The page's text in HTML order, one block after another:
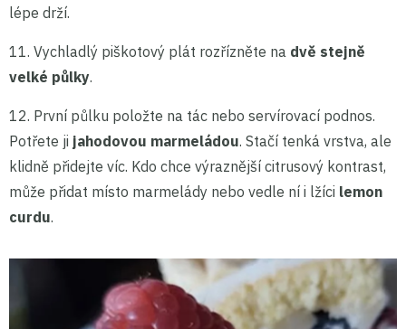
lépe drží.
11. Vychladlý piškotový plát rozřízněte na dvě stejně
velké půlky.
12. První půlku položte na tác nebo servírovací podnos.
Potřete ji jahodovou marmeládou. Stačí tenká vrstva, ale
klidně přidejte víc. Kdo chce výraznější citrusový kontrast,
může přidat místo marmelády nebo vedle ní i lžíci lemon
curdu.